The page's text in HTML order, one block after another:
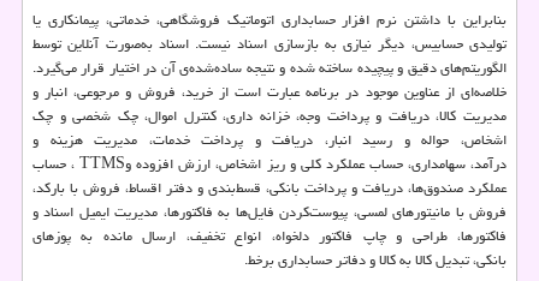
بنابراین با داشتن نرم افزار حسابداری اتوماتیک فروشگاهی، خدماتی، پیمانکاری یا
تولیدی حسابیس، دیگر نیازی به بازسازی اسناد نیست. اسناد به‌صورت آنلاین توسط
الگوریتم‌های دقیق و پیچیده ساخته شده و نتیجه ساده‌شده‌ی آن در اختیار قرار می‌گیرد.
خلاصه‌ای از عناوین موجود در برنامه عبارت است از خرید، فروش و مرجوعی، انبار و
مدیریت کالا، دریافت و پرداخت وجه، خزانه داری، کنترل اموال، چک شخصی و چک
اشخاص، حواله و رسید انبار، دریافت و پرداخت خدمات، مدیریت هزینه و
درآمد، سهامداری، حساب عملکرد کلی و ریز اشخاص، ارزش افزوده وTTMS، حساب
عملکرد صندوق‌ها، دریافت و پرداخت بانکی، قسط‌بندی و دفتر اقساط، فروش با بارکد،
فروش با مانیتورهای لمسی، پیوست‌کردن فایل‌ها به فاکتورها، مدیریت ایمیل اسناد و
فاکتورها، طراحی و چاپ فاکتور دلخواه، انواع تخفیف، ارسال مانده به پوزهای
بانکی، تبدیل کالا به کالا و دفاتر حسابداری برخط.